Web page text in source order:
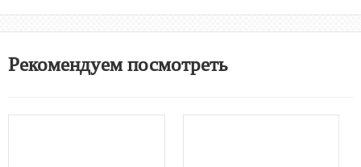
Рекомендуем посмотреть